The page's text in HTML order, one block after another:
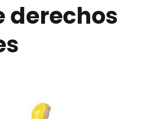
derechos